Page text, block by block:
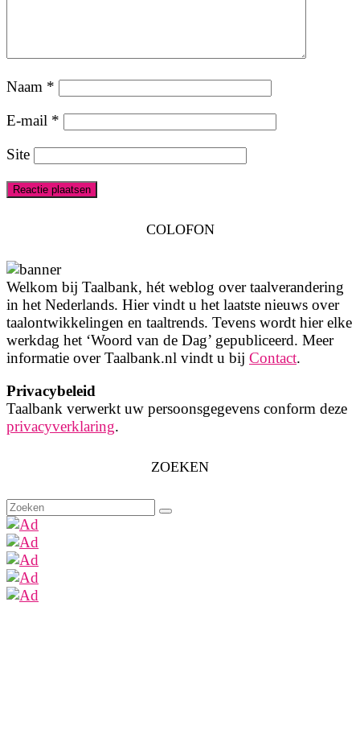
Naam *
E-mail *
Site
COLOFON
Welkom bij Taalbank, hét weblog over taalverandering
in het Nederlands. Hier vindt u het laatste nieuws over
taalontwikkelingen en taaltrends. Tevens wordt hier elke
werkdag het ‘Woord van de Dag’ gepubliceerd. Meer
informatie over Taalbank.nl vindt u bij Contact.
Privacybeleid
Taalbank verwerkt uw persoonsgegevens conform deze
privacyverklaring.
ZOEKEN
Zoeken
naar: